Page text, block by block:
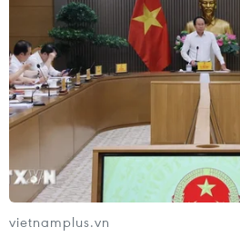
vietnamplus.vn